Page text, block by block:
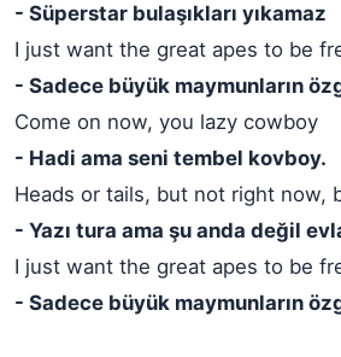
- Süperstar bulaşıkları yıkamaz
I just want the great apes to be
- Sadece büyük maymunların
Come on now, you lazy cowboy
- Hadi ama seni tembel kovboy.
Heads or tails, but not right now,
- Yazı tura ama şu anda değil
I just want the great apes to be
- Sadece büyük maymunların